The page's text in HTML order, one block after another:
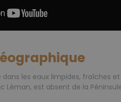
dans les eaux limpides, fraîches
Léman, est absent de la